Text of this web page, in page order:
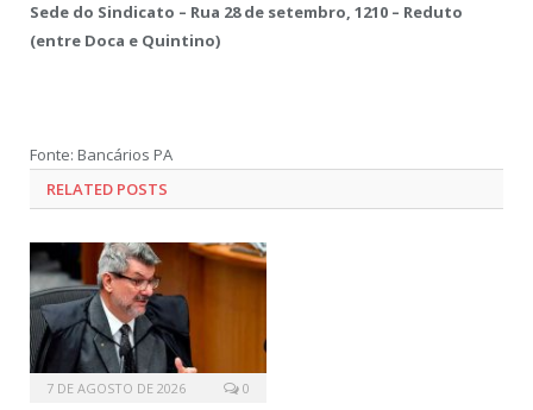
Sede do Sindicato – Rua 28 de setembro, 1210 – Reduto
(entre Doca e Quintino)
Fonte: Bancários PA
RELATED POSTS
7 DE AGOSTO DE 2026 0